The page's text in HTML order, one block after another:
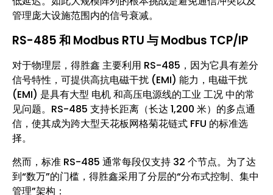
管理庞大设施范围内的信号衰减。
RS-485 和 Modbus RTU 与 Modbus TCP/IP
对于物理层，得胜鑫 主要利用 RS-485，因为它具有差分
信号特性，可提供高抗电磁干扰 (EMI) 能力，电磁干扰
(EMI) 是具有大型 电机 和高压电源线的工业 工况 中的常
见问题。RS-485 支持长距离（长达 1,200 米）的多点通
信，使其成为跨大型天花板网格菊花链式 FFU 的标准选
择。
然而，标准 RS-485 通常每段仅支持 32 个节点。为了达
到“数万”的门槛，得胜鑫采用了分层的“分布式控制、集中
管理”架构：